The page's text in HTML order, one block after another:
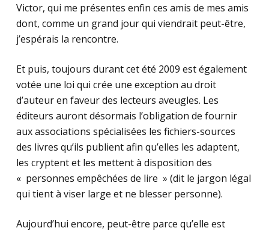
Victor, qui me présentes enfin ces amis de mes amis
dont, comme un grand jour qui viendrait peut-être,
j’espérais la rencontre.
Et puis, toujours durant cet été 2009 est également
votée une loi qui crée une exception au droit
d’auteur en faveur des lecteurs aveugles. Les
éditeurs auront désormais l’obligation de fournir
aux associations spécialisées les fichiers-sources
des livres qu’ils publient afin qu’elles les adaptent,
les cryptent et les mettent à disposition des
« personnes empêchées de lire » (dit le jargon légal
qui tient à viser large et ne blesser personne).
Aujourd’hui encore, peut-être parce qu’elle est